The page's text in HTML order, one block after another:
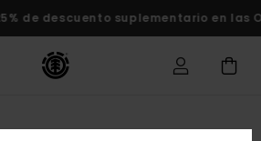
25% de descuento suplementario en